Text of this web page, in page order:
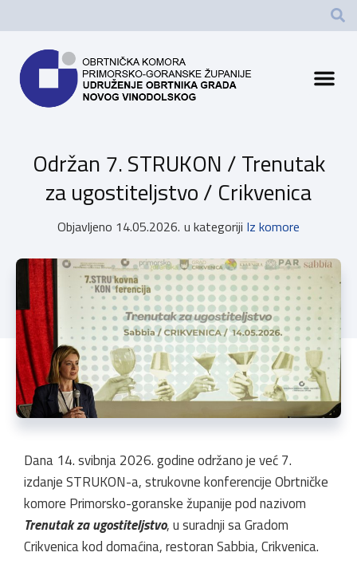
Održan 7. STRUKON / Trenutak
za ugostiteljstvo / Crikvenica
Objavljeno 14.05.2026. u kategoriji Iz komore
Dana 14. svibnja 2026. godine održano je već 7.
izdanje STRUKON-a, strukovne konferencije Obrtničke
komore Primorsko-goranske županije pod nazivom
Trenutak za ugostiteljstvo, u suradnji sa Gradom
Crikvenica kod domaćina, restoran Sabbia, Crikvenica.